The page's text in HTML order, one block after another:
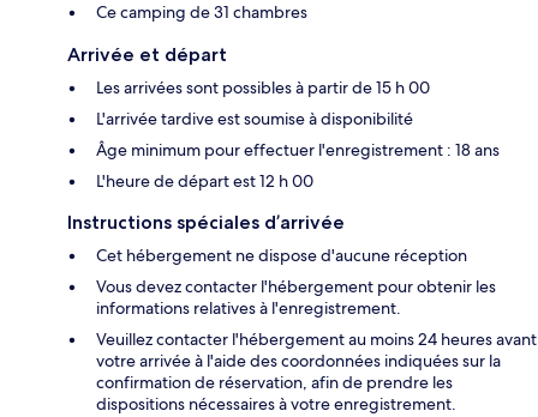
Ce camping de 31 chambres
Arrivée et départ
Les arrivées sont possibles à partir de 15 h 00
L'arrivée tardive est soumise à disponibilité
Âge minimum pour effectuer l'enregistrement : 18 ans
L'heure de départ est 12 h 00
Instructions spéciales d’arrivée
Cet hébergement ne dispose d'aucune réception
Vous devez contacter l'hébergement pour obtenir les
informations relatives à l'enregistrement.
Veuillez contacter l'hébergement au moins 24 heures avant
votre arrivée à l'aide des coordonnées indiquées sur la
confirmation de réservation, afin de prendre les
dispositions nécessaires à votre enregistrement.